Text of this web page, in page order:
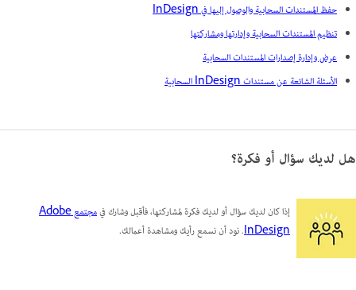
حفظ المستندات السحابية والوصول إليها في InDesign
تنظيم المستندات السحابية وإدارتها ومشاركتها
عرض وإدارة إصدارات المستندات السحابية
الأسئلة الشائعة عن مستندات InDesign السحابية
هل لديك سؤال أو فكرة؟
إذا كان لديك سؤال أو لديك فكرة لمشاركتها، فأقبل وشارك في
مجتمع Adobe
InDesign. نود أن نسمع رأيك ومشاهدة أعمالك.